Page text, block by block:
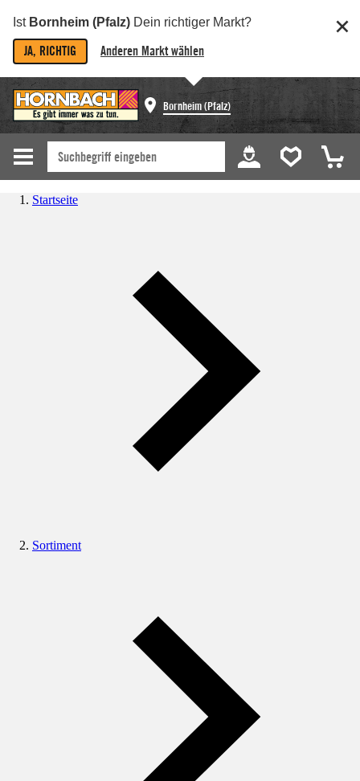
Ist Bornheim (Pfalz) Dein richtiger Markt?
JA, RICHTIG Anderen Markt wählen
Bornheim (Pfalz)
Startseite
Sortiment